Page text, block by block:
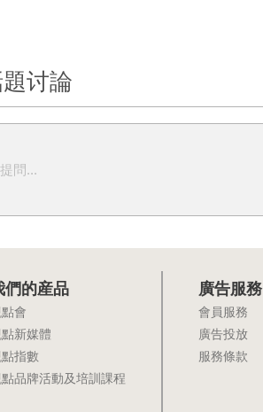
讨論
問...
們的産品
會
新媒體
指數
品牌活動及培訓課程
廣告服務
會員服務
廣告投放
服務條款